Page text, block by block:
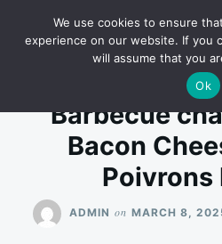
Search
for:
RECIPES
Barbecue
Bacon
Poivrons
ADMIN on MARCH 8,
We use cookies to ensure
experience on our website. If you
will assume that you
Ok